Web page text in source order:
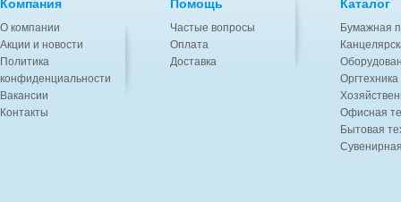
Компания
О компании
Акции и новости
Политика
конфиденциальности
Вакансии
Контакты
Помощь
Частые вопросы
Оплата
Доставка
Каталог
Бумажная
Офисная
Бытовая